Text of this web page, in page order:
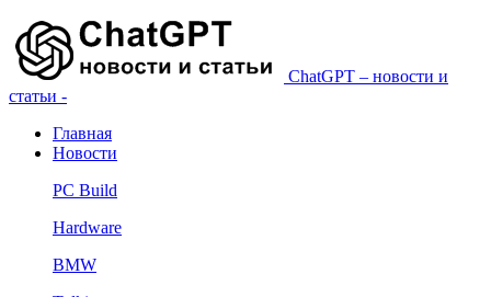
ChatGPT – новости и
статьи -
Главная
Новости
PC Build
Hardware
BMW